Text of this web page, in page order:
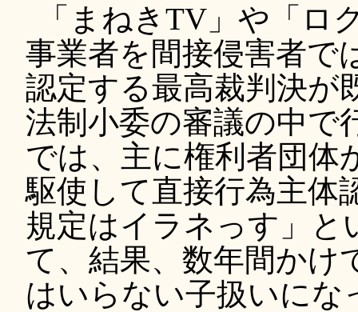
「まねきTV」や「ロ
事業者を間接侵害者で
認定する最高裁判決が
法制小委の審議の中で
では、主に権利者団体
駆使して直接行為主体
規定はイラネっす」と
て、結果、数年間かけ
はいらない子扱いにな